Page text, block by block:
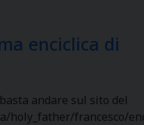
enciclica di
andare sul sito del
holy_father/francesco/